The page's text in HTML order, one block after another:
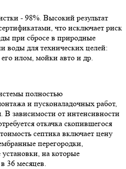
- 98%. Высокий результат
что исключает риск
при сбросе в природные
воды для технических целей:
илом, мойки авто и др.
полностью
и пусконаладочных работ,
В зависимости от интенсивности
откачка скопившегося
септика включает цену
перегородки,
на которые
36 месяцев.